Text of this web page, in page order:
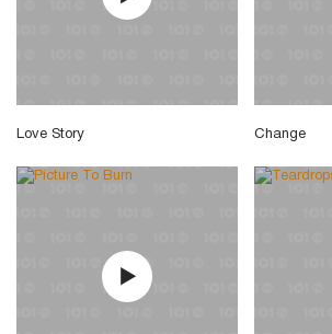
Love Story Change